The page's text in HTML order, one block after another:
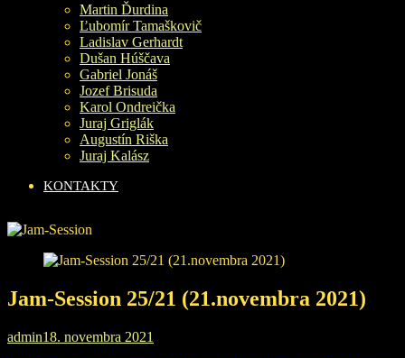
Martin Ďurdina
Ľubomír Tamaškovič
Ladislav Gerhardt
Dušan Húščava
Gabriel Jonáš
Jozef Brisuda
Karol Ondreička
Juraj Griglák
Augustín Riška
Juraj Kalász
KONTAKTY
Jam-Session 25/21 (21.novembra 2021)
admin18. novembra 2021